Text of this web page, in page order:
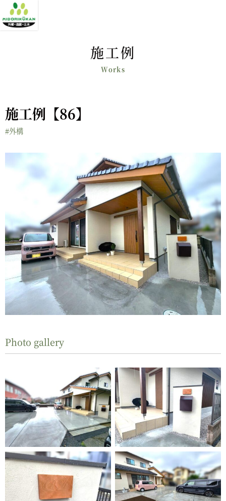
施工例
施工例【86】
#外構
Photo gallery